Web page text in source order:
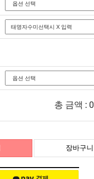
총 금액 : 0
장바구니